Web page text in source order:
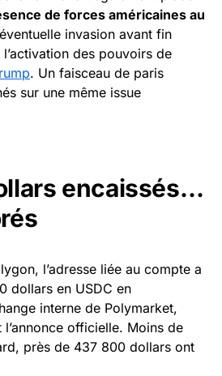
de forces américaines au
invasion avant fin
des pouvoirs de
. Un faisceau de paris
sur une même issue
encaissés…
l’adresse liée au compte a
dollars en USDC en
interne de Polymarket,
officielle. Moins de
près de 437 800 dollars ont